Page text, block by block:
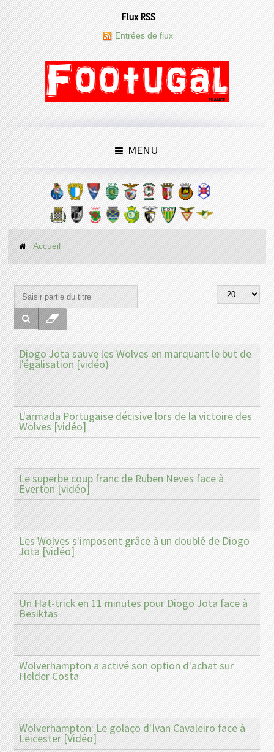
Flux RSS
Entrées de flux
MENU
Accueil
Diogo Jota sauve les Wolves en marquant le but de
l'égalisation [vidéo)
L'armada Portugaise décisive lors de la victoire des
Wolves [vidéo]
Le superbe coup franc de Ruben Neves face à
Everton [vidéo]
Les Wolves s'imposent grâce à un doublé de Diogo
Jota [vidéo]
Un Hat-trick en 11 minutes pour Diogo Jota face à
Besiktas
Wolverhampton a activé son option d'achat sur
Helder Costa
Wolverhampton: Le golaço d'Ivan Cavaleiro face à
Leicester [Vidéo]